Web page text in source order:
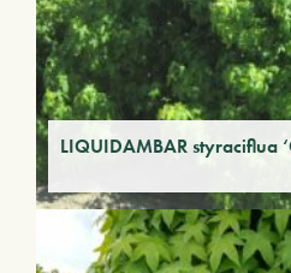
LIQUIDAMBAR styraciflua